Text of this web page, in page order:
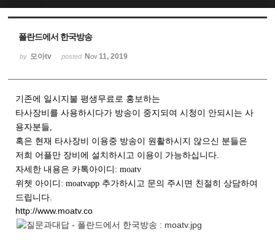
폴란드에서 한국방송
by 모아tv posted Nov 11, 2019
기존에 일시지불 평생무료로 홍보하는
타사장비를 사용하시다가 방송이 중지되여 시청이 안되시는 사
용자분들,
혹은 현재 타사장비 이용중 방송이 원활하시지 않으신 분들은
저희 어플만 장비에 설치하시고 이용이 가능하십니다.
자세한 내용은 카톡아이디: moatv
위쳇 아이디: moatvapp 추가하시고 문의 주시면 친절히 상담하여
드립니다.
http://www.moatv.co
Sketchbook5, 스케치북5